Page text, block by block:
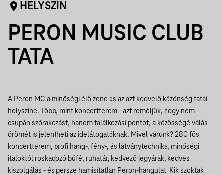
HELYSZÍN
PERON MUSIC CLUB
TATA
A Peron MC a minőségi élő zene és az azt kedvelő közönség tatai
helyszíne. Több, mint koncertterem - azt reméljük, hogy nem
csupán szórakozást, hanem találkozási pontot, a közösségé válás
örömét is jelentheti az idelátogatóknak. Mivel várunk?280 fős
koncertterem, profi hang-, fény-, és látványtechnika, minőségi
italoktól roskadozó büfé, ruhatár, kedvező jegyárak, kedves
kiszolgálás - és persze hamisítatlan Peron-hangulat! Kik szoktak